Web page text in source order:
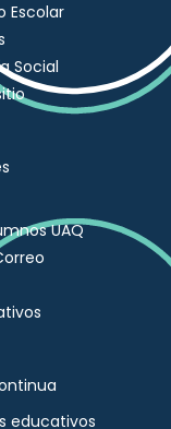
Escolar
Social
UAQ
educativos